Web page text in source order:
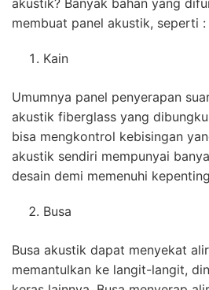
akustik? Banyak bahan yang
membuat panel akustik, seperti :
Kain
Umumnya panel penyerapan
akustik fiberglass yang
bisa mengkontrol kebisingan
akustik sendiri mempunyai
desain demi memenuhi
Busa
Busa akustik dapat menyekat
memantulkan ke langit-langit,